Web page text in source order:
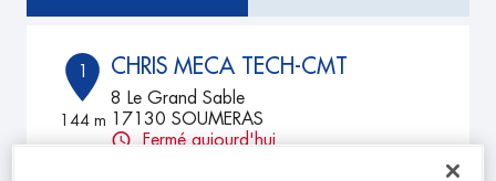
1
144 m
CHRIS MECA TECH-CMT
8 Le Grand Sable
17130 SOUMERAS
Fermé aujourd'hui